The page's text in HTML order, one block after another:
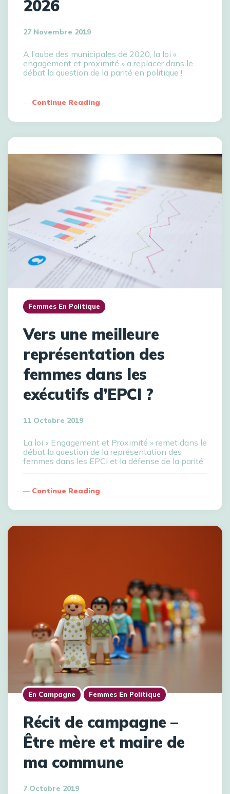
2026
27 Novembre 2019
A l’aube des municipales de 2020, la loi «
engagement et proximité » a replacer dans le
débat la question de la parité en politique !
Continue Reading
Femmes En Politique
Vers une meilleure
représentation des
femmes dans les
exécutifs d’EPCI ?
11 Octobre 2019
La loi « Engagement et Proximité » remet dans le
débat la question de la représentation des
femmes dans les EPCI et la défense de la parité.
Continue Reading
En Campagne Femmes En Politique
Récit de campagne –
Être mère et maire de
ma commune
7 Octobre 2019